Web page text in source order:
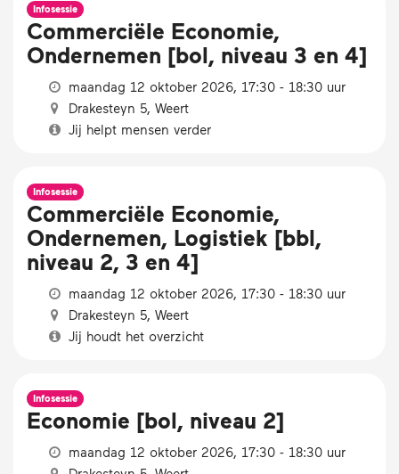
Infosessie
Commerciële Economie,
Ondernemen [bol, niveau 3 en 4]
maandag 12 oktober 2026, 17:30 - 18:30 uur
Drakesteyn 5, Weert
Jij helpt mensen verder
Infosessie
Commerciële Economie,
Ondernemen, Logistiek [bbl,
niveau 2, 3 en 4]
maandag 12 oktober 2026, 17:30 - 18:30 uur
Drakesteyn 5, Weert
Jij houdt het overzicht
Infosessie
Economie [bol, niveau 2]
maandag 12 oktober 2026, 17:30 - 18:30 uur